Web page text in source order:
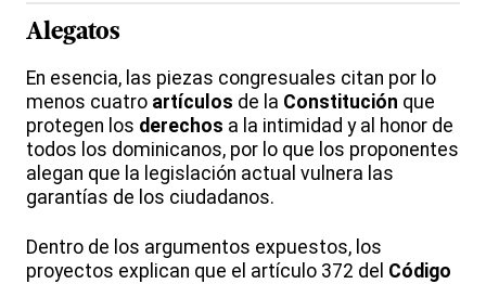
Alegatos
En esencia, las piezas congresuales citan por lo
menos cuatro artículos de la Constitución que
protegen los derechos a la intimidad y al honor de
todos los dominicanos, por lo que los proponentes
alegan que la legislación actual vulnera las
garantías de los ciudadanos.
Dentro de los argumentos expuestos, los
proyectos explican que el artículo 372 del Código